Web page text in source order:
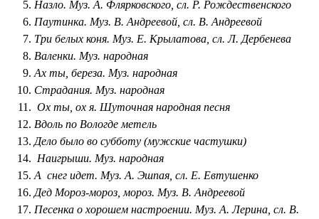
Назло. Муз. А. Флярковского, сл. Р. Рождественского
Паутинка. Муз. В. Андреевой, сл. В. Андреевой
Три белых коня. Муз. Е. Крылатова, сл. Л. Дербенева
Валенки. Муз. народная
Ах ты, береза. Муз. народная
Страдания. Муз. народная
Ох ты, ох я. Шуточная народная песня
Вдоль по Вологде метель
Дело было во субботу (мужские частушки)
Наигрыши. Муз. народная
А снег идет. Муз. А. Эшпая, сл. Е. Евтушенко
Дед Мороз-мороз, мороз. Муз. В. Андреевой
Песенка о хорошем настроении. Муз. А. Лерина, сл. В.